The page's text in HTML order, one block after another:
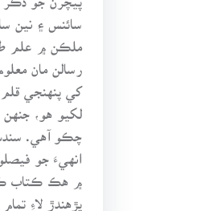
سائنس ۽ نين
ملڪن ۾ علم
رسالن مان
کي پنهنجي
لکيو هو،
چڪو آهي.
۾ هڪ ڪتاب
پڙهندڙ لاءِ